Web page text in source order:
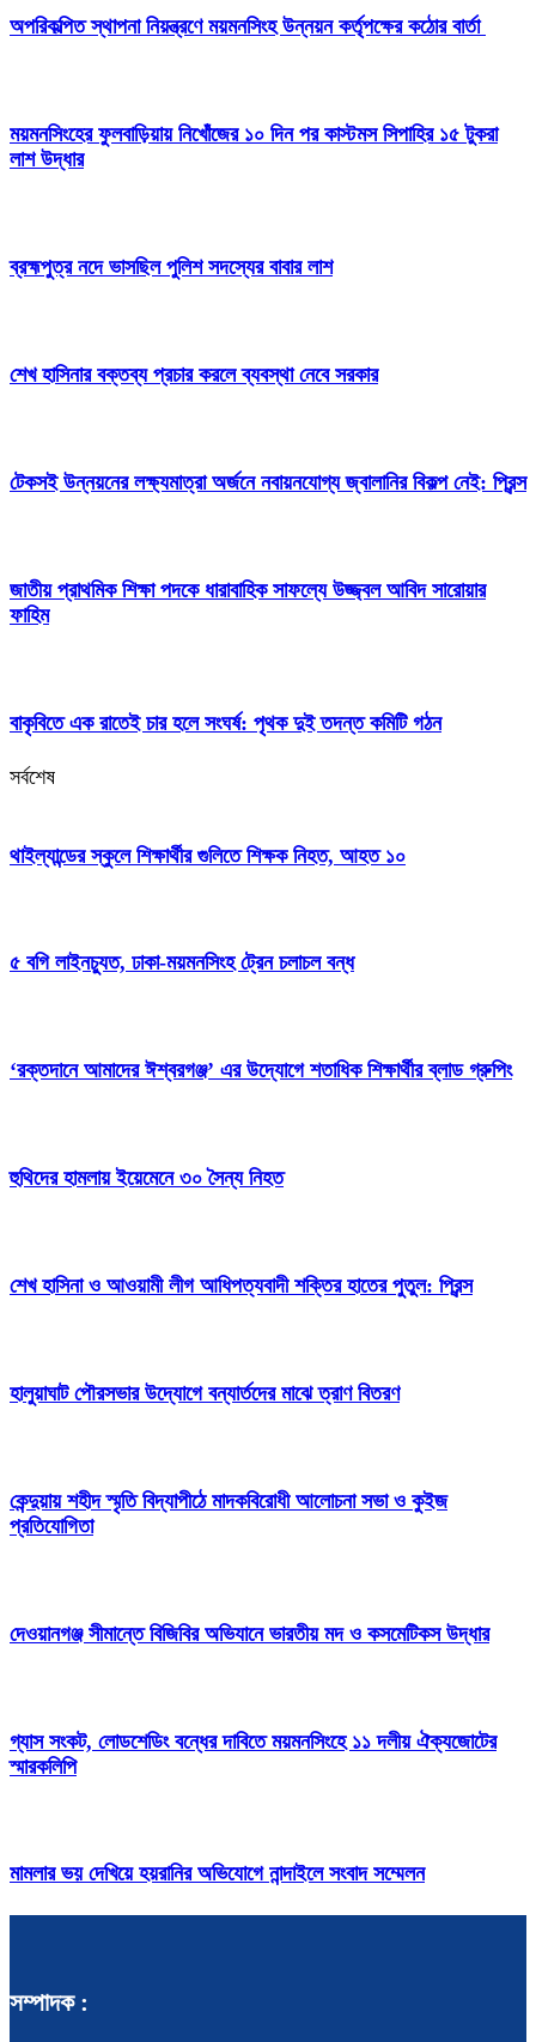
অপরিকল্পিত স্থাপনা নিয়ন্ত্রণে ময়মনসিংহ উন্নয়ন কর্তৃপক্ষের কঠোর বার্তা
ময়মনসিংহের ফুলবাড়িয়ায় নিখোঁজের ১০ দিন পর কাস্টমস সিপাহির ১৫ টুকরা
লাশ উদ্ধার
ব্রহ্মপুত্র নদে ভাসছিল পুলিশ সদস্যের বাবার লাশ
শেখ হাসিনার বক্তব্য প্রচার করলে ব্যবস্থা নেবে সরকার
টেকসই উন্নয়নের লক্ষ্যমাত্রা অর্জনে নবায়নযোগ্য জ্বালানির বিকল্প নেই: প্রিন্স
জাতীয় প্রাথমিক শিক্ষা পদকে ধারাবাহিক সাফল্যে উজ্জ্বল আবিদ সারোয়ার
ফাহিম
বাকৃবিতে এক রাতেই চার হলে সংঘর্ষ: পৃথক দুই তদন্ত কমিটি গঠন
সর্বশেষ
থাইল্যান্ডের স্কুলে শিক্ষার্থীর গুলিতে শিক্ষক নিহত, আহত ১০
৫ বগি লাইনচ্যুত, ঢাকা-ময়মনসিংহ ট্রেন চলাচল বন্ধ
‘রক্তদানে আমাদের ঈশ্বরগঞ্জ’ এর উদ্যোগে শতাধিক শিক্ষার্থীর ব্লাড গ্রুপিং
হুথিদের হামলায় ইয়েমেনে ৩০ সৈন্য নিহত
শেখ হাসিনা ও আওয়ামী লীগ আধিপত্যবাদী শক্তির হাতের পুতুল: প্রিন্স
হালুয়াঘাট পৌরসভার উদ্যোগে বন্যার্তদের মাঝে ত্রাণ বিতরণ
কেন্দুয়ায় শহীদ স্মৃতি বিদ্যাপীঠে মাদকবিরোধী আলোচনা সভা ও কুইজ
প্রতিযোগিতা
দেওয়ানগঞ্জ সীমান্তে বিজিবির অভিযানে ভারতীয় মদ ও কসমেটিকস উদ্ধার
গ্যাস সংকট, লোডশেডিং বন্ধের দাবিতে ময়মনসিংহে ১১ দলীয় ঐক্যজোটের
স্মারকলিপি
মামলার ভয় দেখিয়ে হয়রানির অভিযোগে নান্দাইলে সংবাদ সম্মেলন
সম্পাদক :